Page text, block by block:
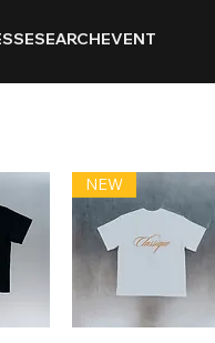
SEARCHEVENT
NEW